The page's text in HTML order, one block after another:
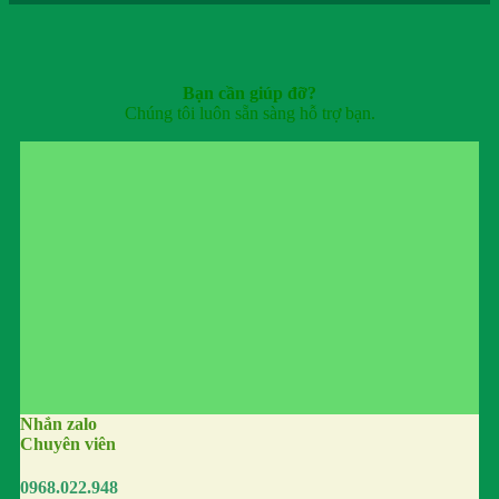
Bạn cần giúp đỡ?
Chúng tôi luôn sẵn sàng hỗ trợ bạn.
Nhắn zalo
Chuyên viên
0968.022.948